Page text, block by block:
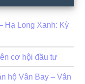
Hạ Long Xanh: Kỳ
cơ hội đầu tư
hộ Vân Bay – Vân